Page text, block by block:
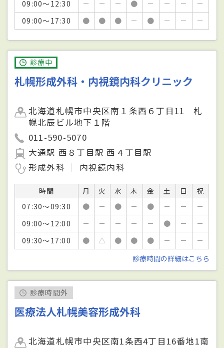
09:00～12:30
－ － － ● － － －
－
09:00～17:30
● ● ● － ● － － －
診療中
札幌形成外科・内視鏡内科クリニック
北海道札幌市中央区南１条西６丁目11 札
幌北辰ビル地下１階
011-590-5070
大通駅 西８丁目駅 西４丁目駅
形成外科
内視鏡内科
時間 月 火 水 木 金 土 日
祝
07:30～09:30
● － ● － ● － －
－
09:00～12:00
－ － － － － ● －
－
09:30～17:00
● △ ● ● ● － －
－
診療時間の詳細はこちら
診療時間外
医療法人札幌美容形成外科
北海道札幌市中央区南1条西4丁目16番地1南